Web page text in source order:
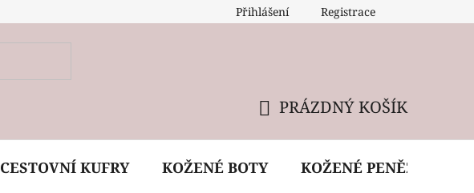
Reklamační podmínky
Přihlášení Registrace
KOŠÍK
PRÁZDNÝ KOŠÍK
CESTOVNÍ KUFRY KOŽENÉ BOTY KOŽENÉ PENĚŽENKY